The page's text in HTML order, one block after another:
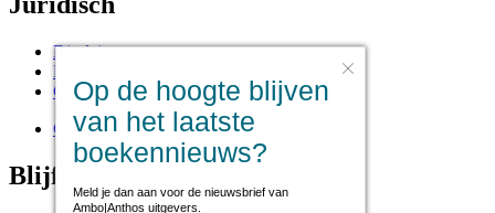
Disclaimer
Privacy statement
Cookies
Cookie instellingen
Blijf op de hoogte
Op de hoogte blijven
van het laatste
boekennieuws?
Meld je dan aan voor de nieuwsbrief van
Ambo|Anthos uitgevers.